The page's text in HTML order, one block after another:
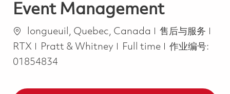
Event Management
位置longueuil, Quebec, Canada 类别
售后与服务
RTX
Pratt & Whitney Job Type
Full time
作业编号:
01854834